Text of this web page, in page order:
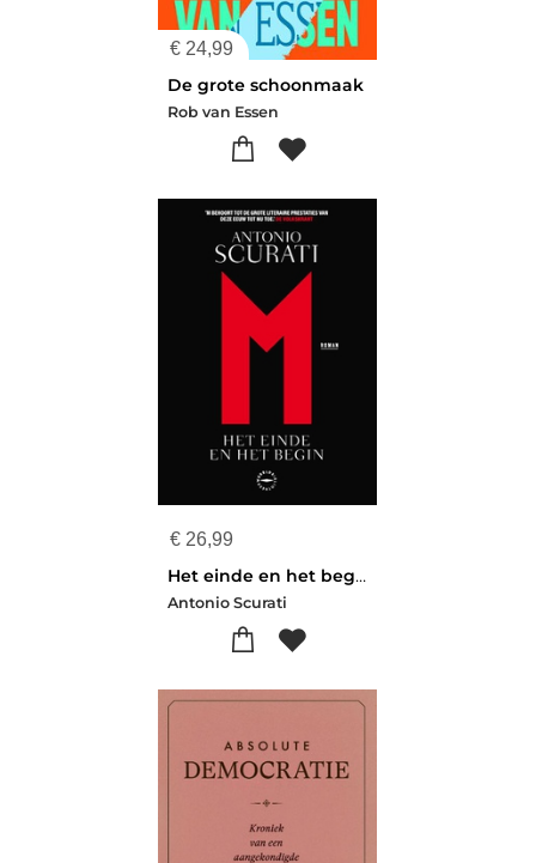
€ 24,99
De grote schoonmaak
Rob van Essen
€ 26,99
Het einde en het begin
Antonio Scurati